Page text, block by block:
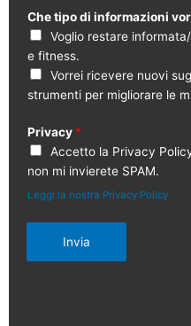
Che tipo di informazioni
Voglio restare
e fitness.
Vorrei ricevere nuovi
strumenti per migliorare le
Privacy *
Accetto la Privacy
non mi invierete SPAM.
Leggi la nostra Privacy Policy
Invia